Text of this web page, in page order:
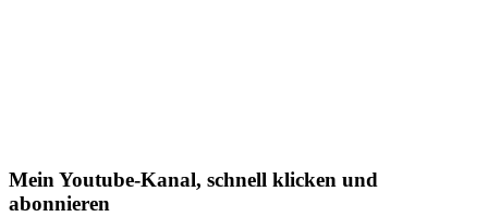
Mein Youtube-Kanal, schnell klicken und
abonnieren